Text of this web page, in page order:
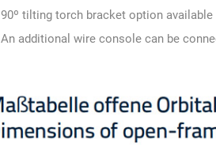
90º tilting torch bracket option available
An additional wire console can be